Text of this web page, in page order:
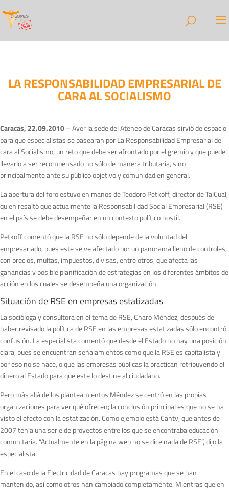
LA RESPONSABILIDAD EMPRESARIAL DE
CARA AL SOCIALISMO
Caracas, 22.09.2010– Ayer la sede del Ateneo de Caracas sirvió de espacio
para que especialistas se pasearan por La Responsabilidad Empresarial de
cara al Socialismo, un reto que debe ser afrontado por el gremio y que puede
llevarlo a ser recompensado no sólo de manera tributaria, sino
principalmente ante su público objetivo y comunidad en general.
La apertura del foro estuvo en manos de Teodoro Petkoff, director de TalCual,
quien resaltó que actualmente la Responsabilidad Social Empresarial (RSE)
en el país se debe desempeñar en un contexto político hostil.
Petkoff comentó que la RSE no sólo depende de la voluntad del
empresariado, pues este se ve afectado por un panorama lleno de controles,
con precios, multas, impuestos, divisas, entre otros, que afecta las
ganancias y posible planificación de estrategias en los diferentes ámbitos de
acción en los cuales se desempeña una organización.
Situación de RSE en empresas estatizadas
La socióloga y consultora en el tema de RSE, Charo Méndez, después de
haber revisado la política de RSE en las empresas estatizadas sólo encontró
confusión. La especialista comentó que desde el Estado no hay una posición
clara, pues se encuentran señalamientos como que la RSE es capitalista y
por eso no se hace, o que las empresas públicas la practican retribuyendo el
dinero al Estado para que este lo destine al ciudadano.
Pero más allá de los planteamientos Méndez se centró en las propias
organizaciones para ver qué ofrecen; la conclusión principal es que no se ha
visto el efecto con la estatización. Como ejemplo está Cantv, que antes de
2007 tenía una serie de proyectos entre los que se encontraba educación
comunitaria. “Actualmente en la página web no se dice nada de RSE”, dijo la
especialista.
En el caso de la Electricidad de Caracas hay programas que se han
mantenido, así como otros han cambiado completamente. Mientras que en